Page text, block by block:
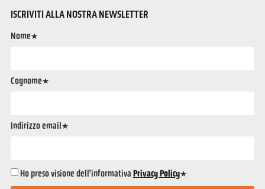
ISCRIVITI ALLA NOSTRA NEWSLETTER
Nome*
Cognome*
Indirizzo email*
Ho preso visione dell'informativa Privacy Policy*